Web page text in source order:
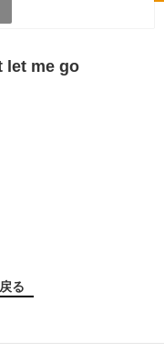
let me go
る